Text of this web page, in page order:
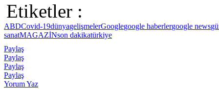
Etiketler :
ABDCovid-19dünyagelişmelerGooglegoogle haberlergoogle news
sanatMAGAZİNson dakikatürkiye
Paylaş
Paylaş
Paylaş
Paylaş
Yorum Yaz